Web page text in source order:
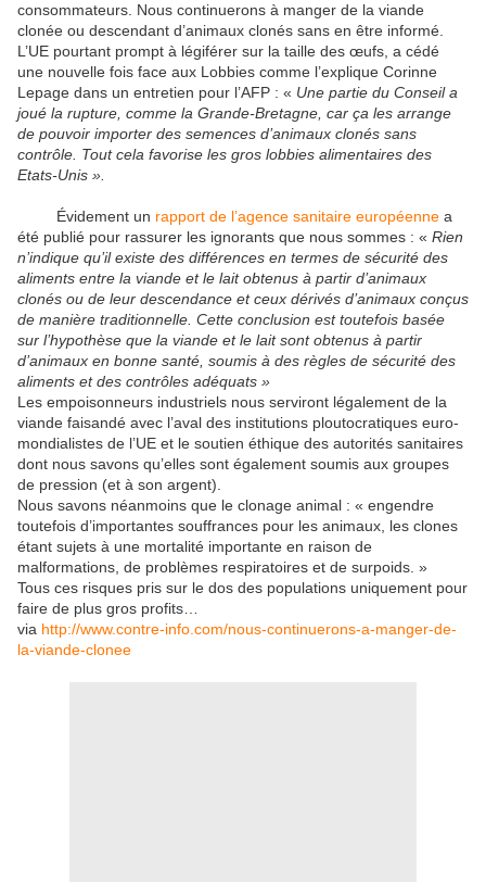
consommateurs. Nous continuerons à manger de la viande
clonée ou descendant d’animaux clonés sans en être informé.
L’UE pourtant prompt à légiférer sur la taille des œufs, a cédé
une nouvelle fois face aux Lobbies comme l’explique Corinne
Lepage dans un entretien pour l’AFP : « Une partie du Conseil a
joué la rupture, comme la Grande-Bretagne, car ça les arrange
de pouvoir importer des semences d’animaux clonés sans
contrôle. Tout cela favorise les gros lobbies alimentaires des
Etats-Unis ».
Évidement un rapport de l’agence sanitaire européenne a
été publié pour rassurer les ignorants que nous sommes : « Rien
n’indique qu’il existe des différences en termes de sécurité des
aliments entre la viande et le lait obtenus à partir d’animaux
clonés ou de leur descendance et ceux dérivés d’animaux conçus
de manière traditionnelle. Cette conclusion est toutefois basée
sur l’hypothèse que la viande et le lait sont obtenus à partir
d’animaux en bonne santé, soumis à des règles de sécurité des
aliments et des contrôles adéquats »
Les empoisonneurs industriels nous serviront légalement de la
viande faisandé avec l’aval des institutions ploutocratiques euro-
mondialistes de l’UE et le soutien éthique des autorités sanitaires
dont nous savons qu’elles sont également soumis aux groupes
de pression (et à son argent).
Nous savons néanmoins que le clonage animal : « engendre
toutefois d’importantes souffrances pour les animaux, les clones
étant sujets à une mortalité importante en raison de
malformations, de problèmes respiratoires et de surpoids. »
Tous ces risques pris sur le dos des populations uniquement pour
faire de plus gros profits…
via http://www.contre-info.com/nous-continuerons-a-manger-de-
la-viande-clonee